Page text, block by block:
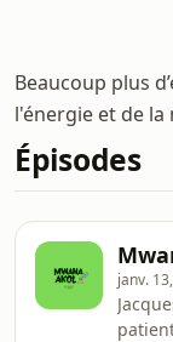
Beaucoup plus
l'énergie et de
Épisodes
janv.